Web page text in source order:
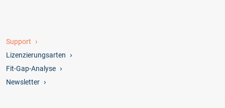
Support
Lizenzierungsarten
Fit-Gap-Analyse
Newsletter